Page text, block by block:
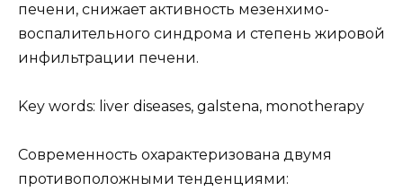
печени, снижает активность мезенхимо-
воспалительного синдрома и степень жировой
инфильтрации печени.
Key words: liver diseases, galstena, monotherapy
Современность охарактеризована двумя
противоположными тенденциями: